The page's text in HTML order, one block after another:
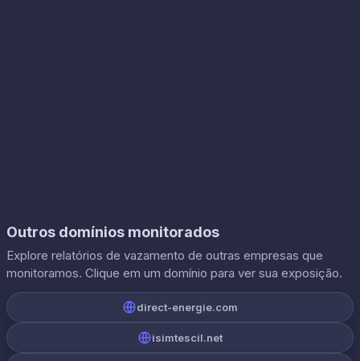
Outros domínios monitorados
Explore relatórios de vazamento de outras empresas que
monitoramos. Clique em um domínio para ver sua exposição.
direct-energie.com
isimtescil.net